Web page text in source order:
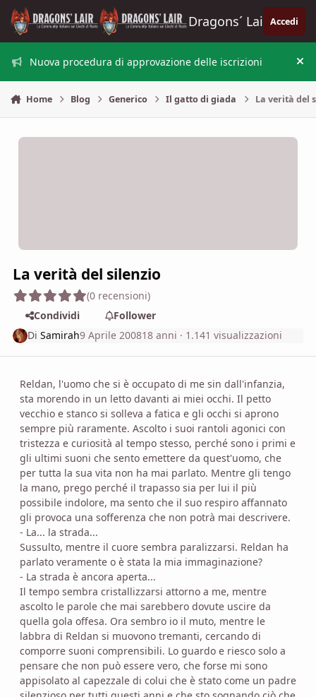
Vai al contenuto
Dragons´ Lair Accedi
Nuova procedura di approvazione delle iscrizioni
Home Blog Generico Il gatto di giada La verità del
La verità del silenzio
(0 recensioni)
Condividi
Follower
DiSamirah9 Aprile 200818 anni · 1.141 visualizzazioni
Reldan, l'uomo che si è occupato di me sin dall'infanzia,
sta morendo in un letto davanti ai miei occhi. Il petto
vecchio e stanco si solleva a fatica e gli occhi si aprono
sempre più raramente. Ascolto i suoi rantoli agonici con
tristezza e curiosità al tempo stesso, perché sono i primi e
gli ultimi suoni che sento emettere da quest'uomo, che
per tutta la sua vita non ha mai parlato. Mentre gli tengo
la mano, prego perché il trapasso sia per lui il più
possibile indolore, ma sento che il suo respiro affannato
gli provoca una sofferenza che non potrà mai descrivere.
- La... la strada...
Sussulto, mentre il cuore sembra paralizzarsi. Reldan ha
parlato veramente o è stata la mia immaginazione?
- La strada è ancora aperta...
Il tempo sembra cristallizzarsi attorno a me, mentre
ascolto le parole che mai sarebbero dovute uscire da
quella gola offesa. Ora sembro io il muto, mentre le
labbra di Reldan si muovono tremanti, cercando di
comporre suoni comprensibili. Lo guardo e riesco solo a
pensare che non può essere vero, che forse mi sono
appisolato al capezzale di colui che è stato come un padre